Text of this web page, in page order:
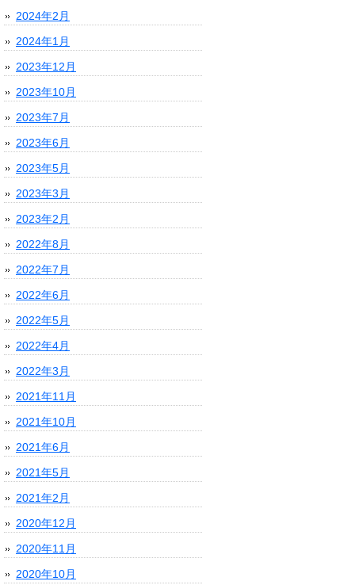
2024年2月
2024年1月
2023年12月
2023年10月
2023年7月
2023年6月
2023年5月
2023年3月
2023年2月
2022年8月
2022年7月
2022年6月
2022年5月
2022年4月
2022年3月
2021年11月
2021年10月
2021年6月
2021年5月
2021年2月
2020年12月
2020年11月
2020年10月